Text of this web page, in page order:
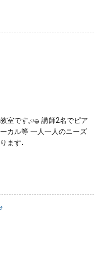
室です𓈒𓏸𓐍 講師2名でピア
カル等 一人一人のニーズ
ます♩